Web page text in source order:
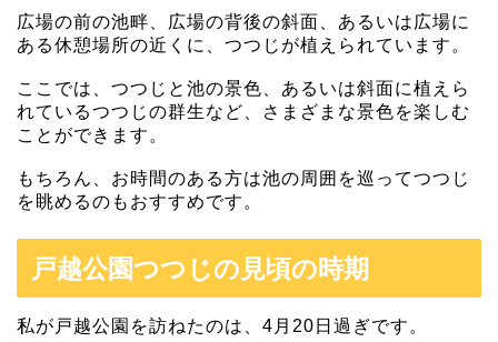
広場の前の池畔、広場の背後の斜面、あるいは広場に
ある休憩場所の近くに、つつじが植えられています。
ここでは、つつじと池の景色、あるいは斜面に植えら
れているつつじの群生など、さまざまな景色を楽しむ
ことができます。
もちろん、お時間のある方は池の周囲を巡ってつつじ
を眺めるのもおすすめです。
戸越公園つつじの見頃の時期
私が戸越公園を訪ねたのは、4月20日過ぎです。